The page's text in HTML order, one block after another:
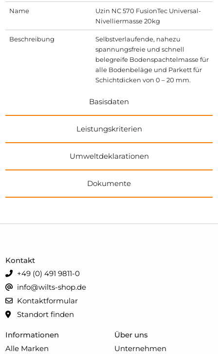
Name
Uzin NC 570 FusionTec Universal-
Nivelliermasse 20kg
Beschreibung
Selbstverlaufende, nahezu
spannungsfreie und schnell
belegreife Bodenspachtelmasse für
alle Bodenbeläge und Parkett für
Schichtdicken von 0 – 20 mm.
Basisdaten
Leistungskriterien
Umweltdeklarationen
Dokumente
Informationen
Alle Marken
Über uns
Unternehmen
Kontakt
+49 (0) 491 9811-0
info@wilts-shop.de
Kontaktformular
Standort finden